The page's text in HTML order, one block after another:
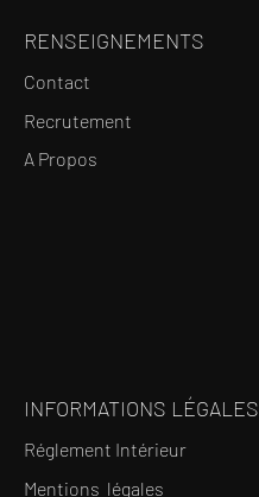
RENSEIGNEMENTS
Contact
Recrutement
A Propos
INFORMATIONS LÉGALES
Réglement Intérieur
Mentions légales